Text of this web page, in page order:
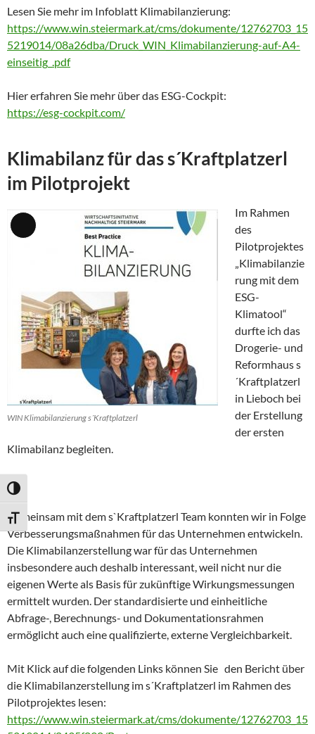
UMSCHALTEN AUF HOHE KONTRASTE
SCHRIFT VERGRÖSSERN
Lesen Sie mehr im Infoblatt Klimabilanzierung:
https://www.win.steiermark.at/cms/dokumente/12762703_15
5219014/08a26dba/Druck_WIN_Klimabilanzierung-auf-A4-
einseitig_.pdf
Hier erfahren Sie mehr über das ESG-Cockpit:
https://esg-cockpit.com/
Klimabilanz für das s´Kraftplatzerl
im Pilotprojekt
Lange
Beschreibung
WIN Klimabilanzierung s´Kraftplatzerl
Im Rahmen
des
Pilotprojektes
„Klimabilanzie
rung mit dem
ESG-
Klimatool“
durfte ich das
Drogerie- und
Reformhaus s
´Kraftplatzerl
in Lieboch bei
der Erstellung
der ersten
Klimabilanz begleiten.
Gemeinsam mit dem s`Kraftplatzerl Team konnten wir in Folge
Verbesserungsmaßnahmen für das Unternehmen entwickeln.
Die Klimabilanzerstellung war für das Unternehmen
insbesondere auch deshalb interessant, weil nicht nur die
eigenen Werte als Basis für zukünftige Wirkungsmessungen
ermittelt wurden. Der standardisierte und einheitliche
Abfrage-, Berechnungs- und Dokumentationsrahmen
ermöglicht auch eine qualifizierte, externe Vergleichbarkeit.
Mit Klick auf die folgenden Links können Sie den Bericht über
die Klimabilanzerstellung im s´Kraftplatzerl im Rahmen des
Pilotprojektes lesen:
https://www.win.steiermark.at/cms/dokumente/12762703_15